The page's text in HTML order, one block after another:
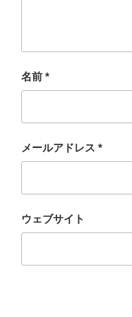
名前 *
メールアドレス *
ウェブサイト